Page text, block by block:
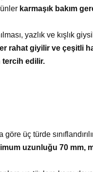
karmaşık bakım
yazlık ve kışlık
rahat giyilir ve çeşitli
tercih edilir.
üç türde
uzunluğu 70 mm,